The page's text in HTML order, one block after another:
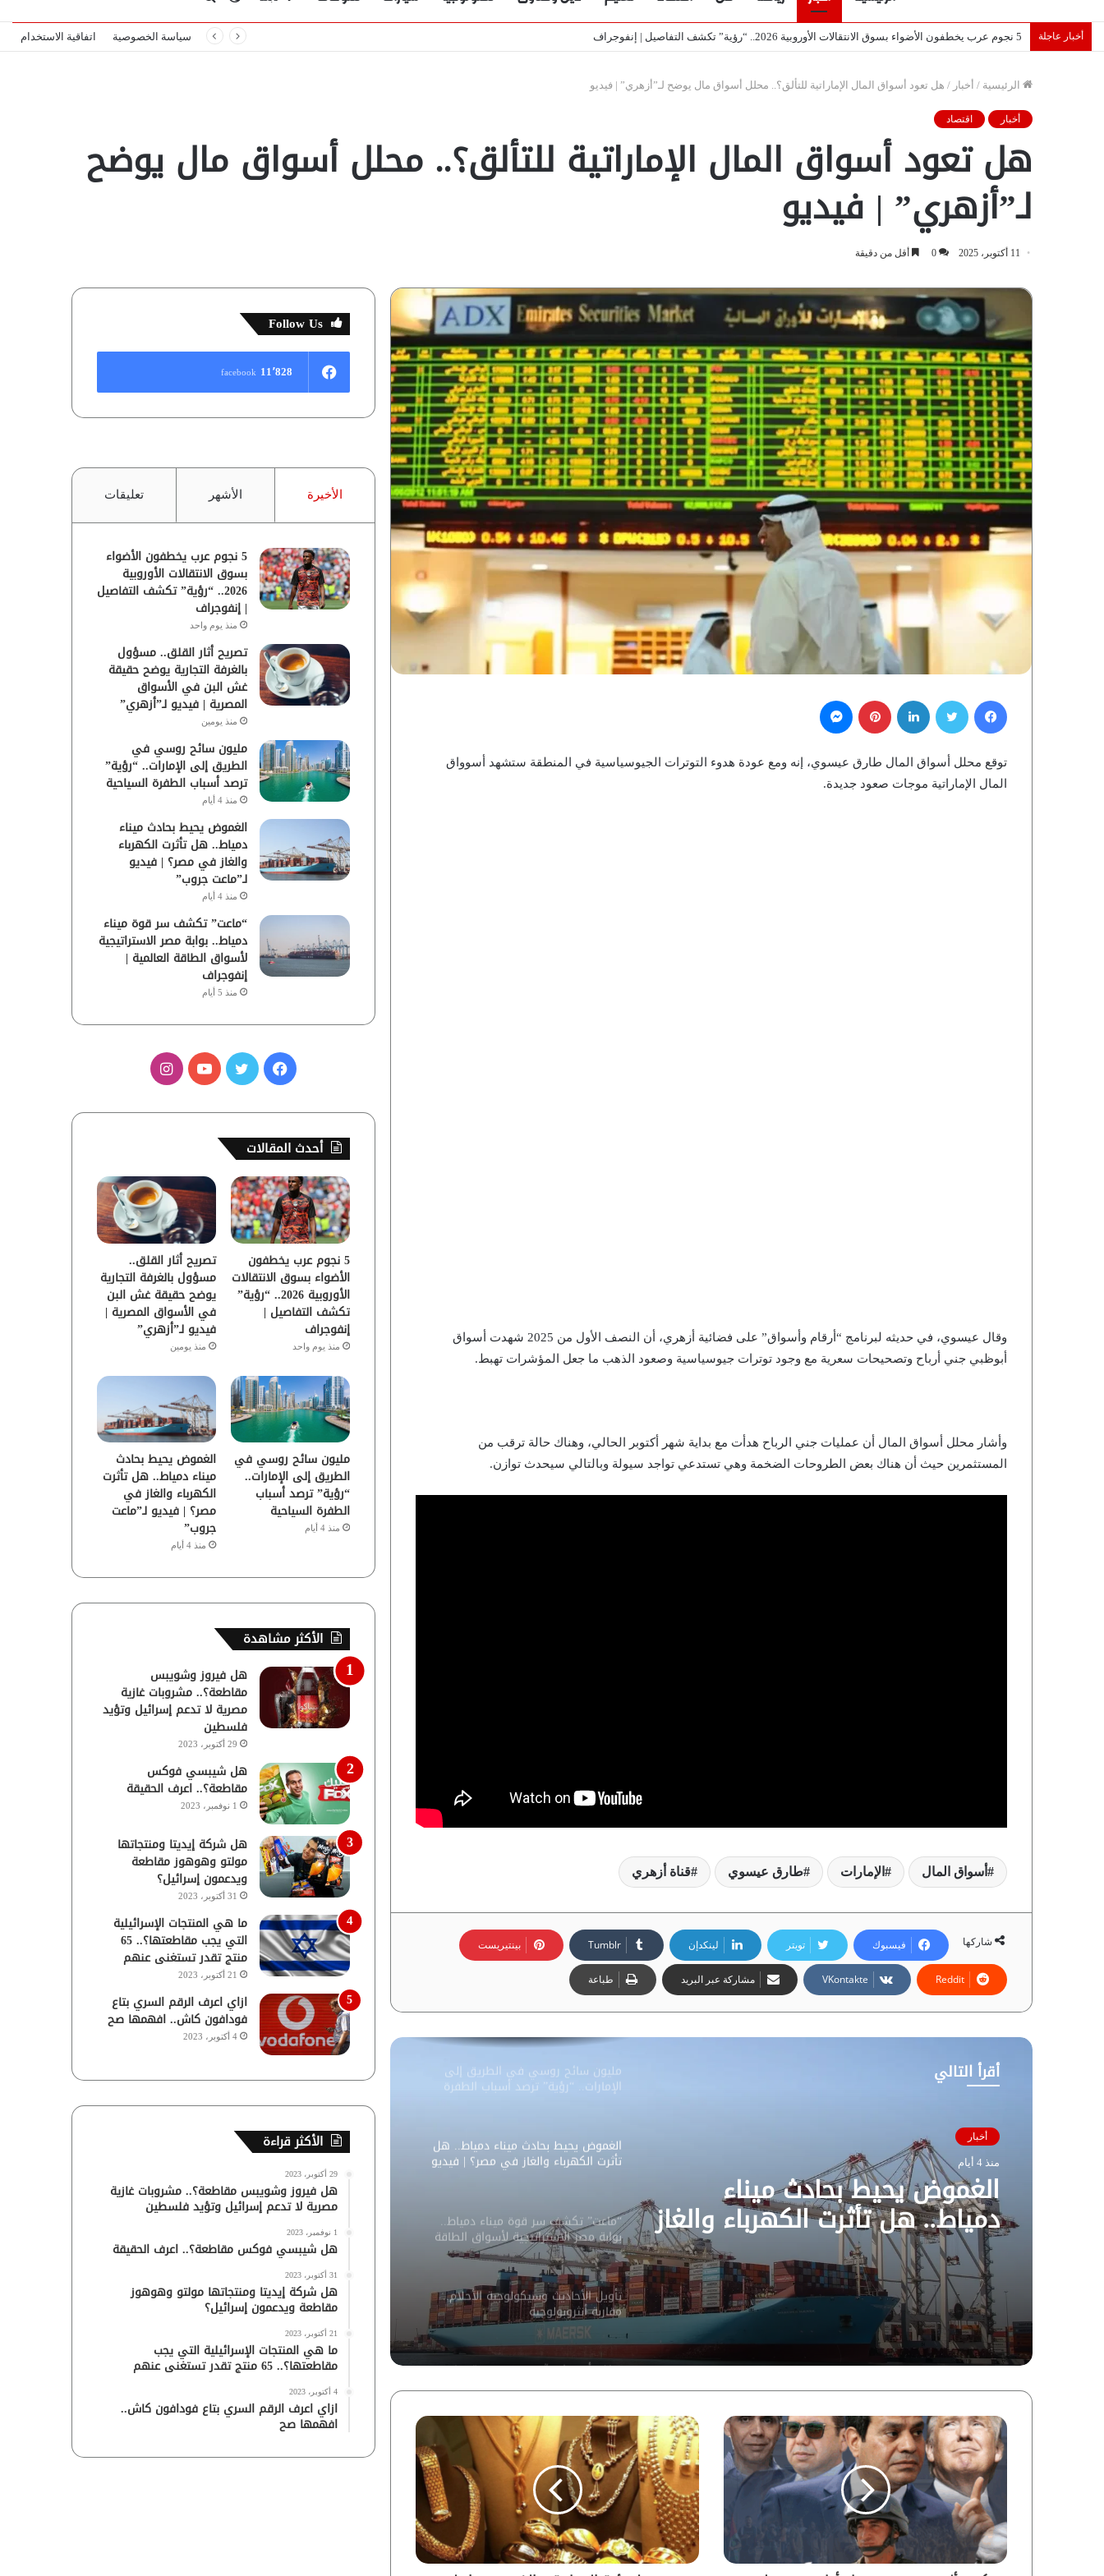
المظلم
أخبار عاجلة تصريح أثار القلق.. مسؤول بالغرفة التجارية يوضح حقيقة غش البن في الأسواق المصرية | فيديو لـ”أزهري” سياسة الخصوصية اتفاقية الاستخدام
الرئيسية / أخبار / هل تعود أسواق المال الإماراتية للتألق؟.. محلل أسواق مال يوضح لـ”أزهري” | فيديو
أخبار اقتصاد
هل تعود أسواق المال الإماراتية للتألق؟.. محلل أسواق مال يوضح
لـ”أزهري” | فيديو
11 أكتوبر، 2025 0 أقل من دقيقة
توقع محلل أسواق المال طارق عيسوي، إنه ومع عودة هدوء التوترات الجيوسياسية في المنطقة ستشهد أسوواق
المال الإماراتية موجات صعود جديدة.
وقال عيسوي، في حديثه لبرنامج “أرقام وأسواق” على فضائية أزهري، أن النصف الأول من 2025 شهدت أسواق
أبوظبي جني أرباح وتصحيحات سعرية مع وجود توترات جيوسياسية وصعود الذهب ما جعل المؤشرات تهبط.
وأشار محلل أسواق المال أن عمليات جني الرباح هدأت مع بداية شهر أكتوبر الحالي، وهناك حالة ترقب من
المستثمرين حيث أن هناك بعض الطروحات الضخمة وهي تستدعي تواجد سيولة وبالتالي سيحدث توازن.
أسواق المال الإمارات طارق عيسوي قناة أزهري
شاركها فيسبوك تويتر لينكدإن بينتيريست
مشاركة عبر البريد طباعة
أقرأ التالي
أخبار
منذ 4 أيام
الغموض يحيط بحادث ميناء
دمياط.. هل تأثرت الكهرباء والغاز
في مصر؟ | فيديو لـ”ماعت
جروب”
تحصّن برنامجها النووي ومعركة المضائق
تهدد المنطقة | فيديو
رويترز عن خبر يخص دبي | فيديو
زيارة السيسي لدولة تنزانيا
فيديو لـ”ماعت”.. أحمدي نجاد عميل
للموساد؟.. 3 سيناريوهات تكشف لعبة
مليون سائح روسي في الطريق إلى
الإمارات.. “رؤية” ترصد أسباب الطفرة
الغموض يحيط بحادث ميناء دمياط.. هل
تأثرت الكهرباء والغاز في مصر؟ | فيديو
“ماعت” تكشف سر قوة ميناء دمياط..
بوابة مصر الاستراتيجية لأسواق الطاقة
العالمية | إنفوجراف
تأويل الأحاديث وسيكولوجية الأحلام..
مقاربة أنثروبولوجية
نماذج أوبن إيه آي تخترق منصة هاجين
فيس.. خبير يكشف التفاصيل لـ”أزهري” |
“رؤية”: مونديال 2026 يسدل الستار على
حقبة تاريخية.. 10 نجوم ينهون مسيرتهم
الدولية | إنفوجراف
“ماعت جروب”: أسرار جبل الفأس.. إيران
تحصّن برنامجها النووي ومعركة المضائق
تهدد المنطقة | فيديو
Follow Us
11٬828 facebook
الأخيرة الأشهر تعليقات
5 نجوم عرب يخطفون الأضواء
بسوق الانتقالات الأوروبية
2026.. “رؤية” تكشف التفاصيل
| إنفوجراف
منذ يوم واحد
تصريح أثار القلق.. مسؤول
بالغرفة التجارية يوضح حقيقة
غش البن في الأسواق
المصرية | فيديو لـ”أزهري”
منذ يومين
مليون سائح روسي في
الطريق إلى الإمارات.. “رؤية”
ترصد أسباب الطفرة السياحية
منذ 4 أيام
الغموض يحيط بحادث ميناء
دمياط.. هل تأثرت الكهرباء
والغاز في مصر؟ | فيديو
لـ”ماعت جروب”
منذ 4 أيام
“ماعت” تكشف سر قوة ميناء
دمياط.. بوابة مصر الاستراتيجية
لأسواق الطاقة العالمية |
إنفوجراف
منذ 5 أيام
ف
س
و
ك
ي
ر
و
ب
ا
ق
ر
ا
م
أحدث المقالات
5 نجوم عرب يخطفون
الأضواء بسوق الانتقالات
الأوروبية 2026.. “رؤية”
تكشف التفاصيل |
إنفوجراف
منذ يوم واحد
تصريح أثار القلق..
مسؤول بالغرفة التجارية
يوضح حقيقة غش البن
في الأسواق المصرية |
فيديو لـ”أزهري”
منذ يومين
مليون سائح روسي في
الطريق إلى الإمارات..
“رؤية” ترصد أسباب
الطفرة السياحية
منذ 4 أيام
الغموض يحيط بحادث
ميناء دمياط.. هل تأثرت
الكهرباء والغاز في
مصر؟ | فيديو لـ”ماعت
جروب”
منذ 4 أيام
الأكثر مشاهدة
هل فيروز وشويبس
مقاطعة؟.. مشروبات غازية
مصرية لا تدعم إسرائيل وتؤيد
فلسطين
29 أكتوبر، 2023
هل شيبسي فوكس
مقاطعة؟.. اعرف الحقيقة
1 نوفمبر، 2023
هل شركة إيديتا ومنتجاتها
مولتو وهوهوز مقاطعة
ويدعمون إسرائيل؟
31 أكتوبر، 2023
ما هي المنتجات الإسرائيلية
التي يجب مقاطعتها؟.. 65
منتج تقدر تستغنى عنهم
21 أكتوبر، 2023
ازاي اعرف الرقم السري بتاع
فودافون كاش.. افهمها صح
4 أكتوبر، 2023
الأكثر قراءة
29 أكتوبر، 2023
هل فيروز وشويبس مقاطعة؟.. مشروبات غازية
مصرية لا تدعم إسرائيل وتؤيد فلسطين
1 نوفمبر، 2023
هل شيبسي فوكس مقاطعة؟.. اعرف الحقيقة
31 أكتوبر، 2023
هل شركة إيديتا ومنتجاتها مولتو وهوهوز
مقاطعة ويدعمون إسرائيل؟
21 أكتوبر، 2023
ما هي المنتجات الإسرائيلية التي يجب
مقاطعتها؟.. 65 منتج تقدر تستغنى عنهم
4 أكتوبر، 2023
ازاي اعرف الرقم السري بتاع فودافون كاش..
افهمها صح